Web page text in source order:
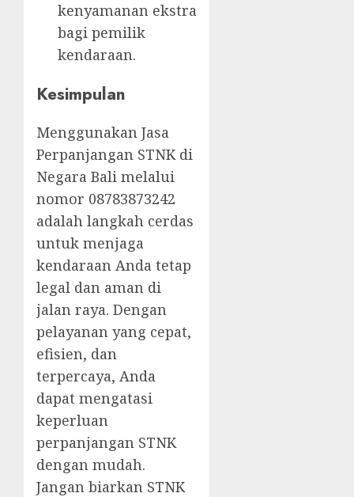
kenyamanan ekstra
bagi pemilik
kendaraan.
Kesimpulan
Menggunakan Jasa
Perpanjangan STNK di
Negara Bali melalui
nomor 08783873242
adalah langkah cerdas
untuk menjaga
kendaraan Anda tetap
legal dan aman di
jalan raya. Dengan
pelayanan yang cepat,
efisien, dan
terpercaya, Anda
dapat mengatasi
keperluan
perpanjangan STNK
dengan mudah.
Jangan biarkan STNK